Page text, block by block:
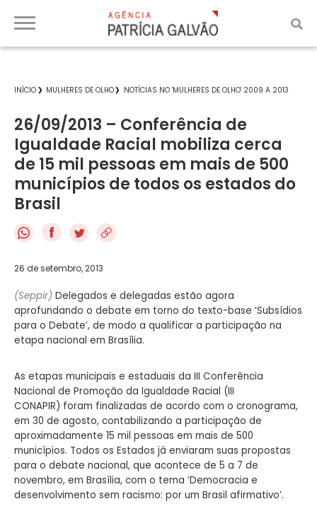
INÍCIO MULHERES DE OLHO NOTÍCIAS NO 'MULHERES DE OLHO' 2009 A 2013
26/09/2013 – Conferência de
Igualdade Racial mobiliza cerca
de 15 mil pessoas em mais de 500
municípios de todos os estados do
Brasil
f
26 de setembro, 2013
(Seppir) Delegados e delegadas estão agora
aprofundando o debate em torno do texto-base ‘Subsídios
para o Debate’, de modo a qualificar a participação na
etapa nacional em Brasília.
As etapas municipais e estaduais da III Conferência
Nacional de Promoção da Igualdade Racial (III
CONAPIR) foram finalizadas de acordo com o cronograma,
em 30 de agosto, contabilizando a participação de
aproximadamente 15 mil pessoas em mais de 500
municípios. Todos os Estados já enviaram suas propostas
para o debate nacional, que acontece de 5 a 7 de
novembro, em Brasília, com o tema ‘Democracia e
desenvolvimento sem racismo: por um Brasil afirmativo’.